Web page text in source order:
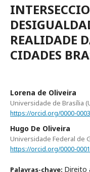
REALIDADE
CIDADES
Lorena de Oliveira
Universidade de Brasília
https://orcid.org/0000-
Hugo De Oliveira
Universidade Federal de
https://orcid.org/0000-
Palavras-chave: Direito